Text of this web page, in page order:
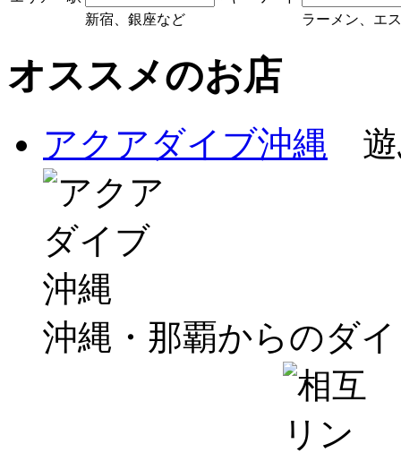
新宿、銀座など
ラーメン、エ
オススメのお店
アクアダイブ沖縄 遊
沖縄・那覇からのダ